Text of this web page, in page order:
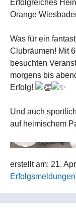
Recaptcha
Erfolgreiches
Orange
Was für ein
Clubräumen! Mit
besuchten
morgens bis
Erfolg!
Und auch
auf heimischem
erstellt am: 21.
Erfolgsmeldungen